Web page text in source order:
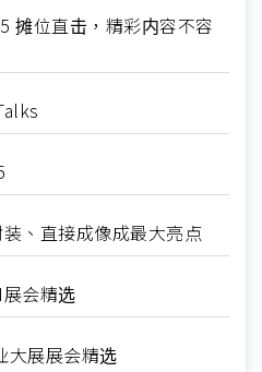
摊位直击，精彩内容不容
、直接成像成最大亮点
会精选
大展展会精选